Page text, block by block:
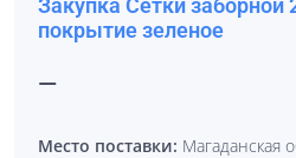
Закупка Сетки
покрытие зеленое
—
Место поставки: Магаданская